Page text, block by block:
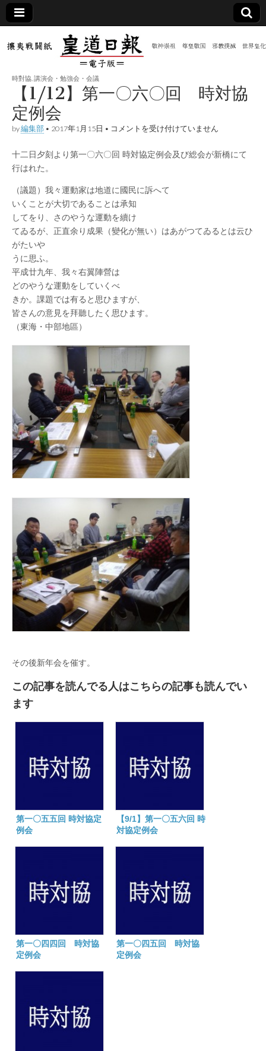
皇道
日報
（防
共新
聞）
電子
版
敬神
尊皇
｜昭
和八
年創
刊
皇道
実
攘夷
戦闘
紙
時對協 講演会・勉強会・会議
【1/12】第一〇六〇回 時対協
定例会
by編集部 • 2017年1月15日 • 【1/12】
〇
回
時
対
協
定
例
コメントを受け付けていません
十二日夕刻より第一〇六〇回 時対協定例会及び総会が新橋にて
行はれた。
（議題）我々運動家は地道に國民に訴へて
いくことが大切であることは承知
してをり、さのやうな運動を續け
てゐるが、正直余り成果（變化が無い）はあがつてゐるとは云ひ
がたいや
うに思ふ。
平成廿九年、我々右翼陣營は
どのやうな運動をしていくべ
きか。課題では有ると思ひますが、
皆さんの意見を拜聽したく思ひます。
（東海・中部地區）
その後新年会を催す。
この記事を読んでる人はこちらの記事も読んでい
ます
第一〇五五回 時対協定
例会
【9/1】第一〇五六回 時
対協定例会
第一〇四四回 時対協
定例会
第一〇四五回 時対協
定例会